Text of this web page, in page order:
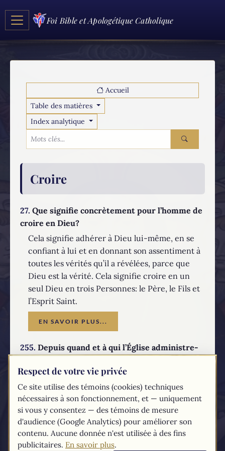
Foi Bible et Apologétique Catholique
Accueil
Table des matières
Index analytique
Croire
27. Que signifie concrètement pour l’homme de
croire en Dieu?
Cela signifie adhérer à Dieu lui-même, en se
confiant à lui et en donnant son assentiment à
toutes les vérités qu’il a révélées, parce que
Dieu est la vérité. Cela signifie croire en un
seul Dieu en trois Personnes: le Père, le Fils et
l’Esprit Saint.
EN SAVOIR PLUS...
255. Depuis quand et à qui l’Église administre-
Depuis le jour de la Pentecôte, l’Église
administre le Baptême à ceux qui croient en
Jésus Christ.
EN SAVOIR PLUS...
Les textes duCompendiumdu catéchisme de l'Église catholique sont
Respect de votre vie privée
Ce site utilise des témoins (cookies) techniques
nécessaires à son fonctionnement, et — uniquement
si vous y consentez — des témoins de mesure
d'audience (Google Analytics) pour améliorer son
contenu. Aucune donnée n'est utilisée à des fins
publicitaires. En savoir plus.